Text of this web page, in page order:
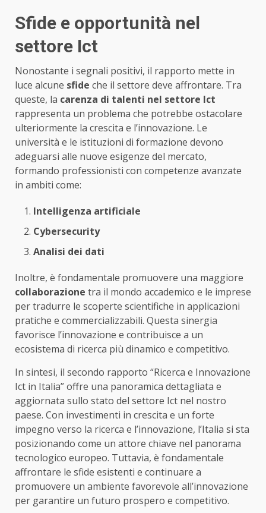
Sfide e opportunità nel
settore Ict
Nonostante i segnali positivi, il rapporto mette in
luce alcune sfide che il settore deve affrontare. Tra
queste, la carenza di talenti nel settore Ict
rappresenta un problema che potrebbe ostacolare
ulteriormente la crescita e l’innovazione. Le
università e le istituzioni di formazione devono
adeguarsi alle nuove esigenze del mercato,
formando professionisti con competenze avanzate
in ambiti come:
Intelligenza artificiale
Cybersecurity
Analisi dei dati
Inoltre, è fondamentale promuovere una maggiore
collaborazione tra il mondo accademico e le imprese
per tradurre le scoperte scientifiche in applicazioni
pratiche e commercializzabili. Questa sinergia
favorisce l’innovazione e contribuisce a un
ecosistema di ricerca più dinamico e competitivo.
In sintesi, il secondo rapporto “Ricerca e Innovazione
Ict in Italia” offre una panoramica dettagliata e
aggiornata sullo stato del settore Ict nel nostro
paese. Con investimenti in crescita e un forte
impegno verso la ricerca e l’innovazione, l’Italia si sta
posizionando come un attore chiave nel panorama
tecnologico europeo. Tuttavia, è fondamentale
affrontare le sfide esistenti e continuare a
promuovere un ambiente favorevole all’innovazione
per garantire un futuro prospero e competitivo.